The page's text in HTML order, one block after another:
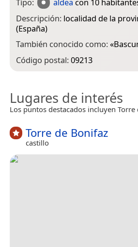
Descripción: localidad de la
(España)
También conocido como:«
Código postal:09213
Lugares de interés
Los puntos destacados incluyen
Torre de Bonifaz
castillo